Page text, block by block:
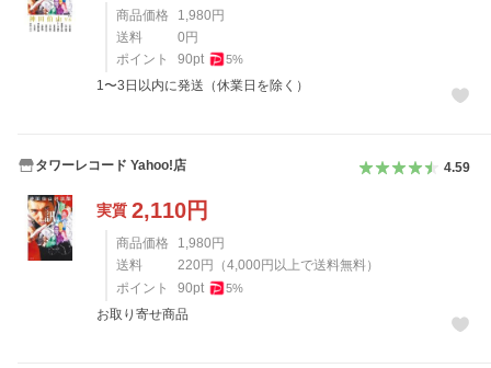
商品価格 1,980 円
送料
0 円
ポイント
90pt 5%
1〜3日以内に発送（休業日を除く）
タワーレコード Yahoo!店 4.59
実質 2,110円
商品価格 1,980 円
送料
220 円 （4,000 円以上で送料無料）
ポイント
90pt 5%
お取り寄せ商品